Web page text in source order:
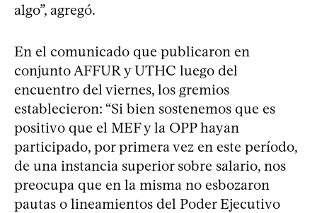
algo”, agregó.
En el comunicado que publicaron en
conjunto AFFUR y UTHC luego del
encuentro del viernes, los gremios
establecieron: “Si bien sostenemos que es
positivo que el MEF y la OPP hayan
participado, por primera vez en este período,
de una instancia superior sobre salario, nos
preocupa que en la misma no esbozaron
pautas o lineamientos del Poder Ejecutivo